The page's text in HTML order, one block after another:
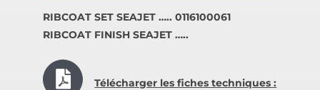
RIBCOAT SET SEAJET ….. 0116100061
RIBCOAT FINISH SEAJET …..
Télécharger les fiches techniques :